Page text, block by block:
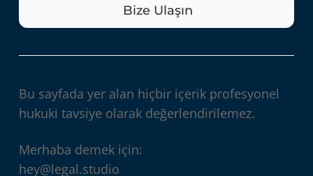
Bize Ulaşın
Bu sayfada yer alan hiçbir içerik profesyonel
hukuki tavsiye olarak değerlendirilemez.
Merhaba demek için:
hey@legal.studio